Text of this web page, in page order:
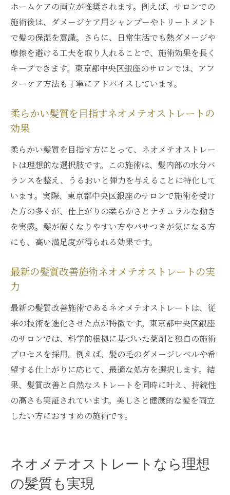
ホームケアの両立が推奨されます。例えば、サロンでの
施術後は、ダメージケア用シャンプーやトリートメント
で髪の保湿を意識。さらに、日常生活でも熱ダメージや
摩擦を避ける工夫を取り入れることで、施術効果を長く
キープできます。東京都中央区銀座のサロンでは、アフ
ターケア方法も丁寧にアドバイスしています。
柔らかい髪質を目指すネオメテオストレートの
効果
柔らかい髪質を目指す方にとって、ネオメテオストレー
トは理想的な選択肢です。この施術は、髪内部の水分バ
ランスを整え、うるおいと弾力を与えることに特化して
います。実際、東京都中央区銀座のサロンで施術を受け
た方の多くが、仕上がりの柔らかさとナチュラルな動き
を実感。髪が硬くなりやすい方やパサつきが気になる方
にも、高い満足度が得られる効果です。
最新の髪質改善施術ネオメテオストレートの実
力
最新の髪質改善施術であるネオメテオストレートは、従
来の技術を進化させた点が特徴です。東京都中央区銀座
のサロンでは、科学的根拠に基づいた薬剤と独自の施術
プロセスを採用。例えば、髪の毛のダメージレベルや希
望する仕上がりに応じて、最適な処方を選択します。結
果、髪質改善と自然なストレートを同時に叶え、持続性
の高さも実証されています。美しさと健康的な髪を両立
したい方におすすめの施術です。
ネオメテオストレートなら理想
の髪質も実現